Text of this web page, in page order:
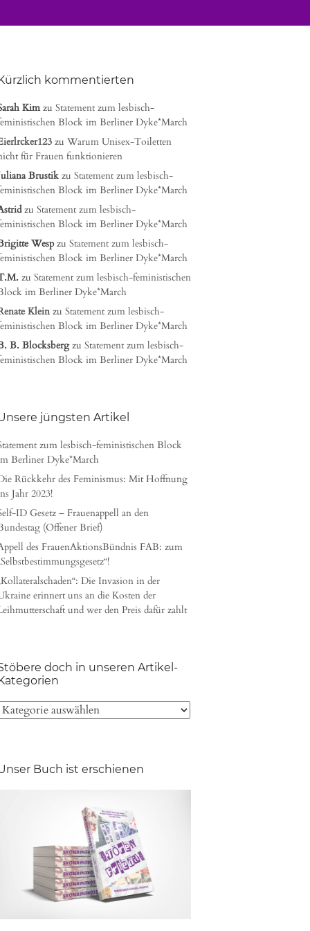
kommentierten
Kimzu Statement zum lesbisch-
Block im Berliner Dyke*March
zu Warum Unisex-Toiletten
für Frauen funktionieren
Brustik zu Statement zum lesbisch-
Block im Berliner Dyke*March
zu Statement zum lesbisch-
Block im Berliner Dyke*March
Wespzu Statement zum lesbisch-
Block im Berliner Dyke*March
zu Statement zum lesbisch-feministischen
im Berliner Dyke*March
Kleinzu Statement zum lesbisch-
Block im Berliner Dyke*March
B. Blocksbergzu Statement zum lesbisch-
Block im Berliner Dyke*March
jüngsten Artikel
zum lesbisch-feministischen Block
Berliner Dyke*March
Rückkehr des Feminismus: Mit Hoffnung
Jahr 2023!
ID Gesetz – Frauenappell an den
(Offener Brief)
des FrauenAktionsBündnis FAB: zum
Die Invasion in der
erinnert uns an die Kosten der
und wer den Preis dafür zahlt
doch in unseren Artikel-
Buch ist erschienen